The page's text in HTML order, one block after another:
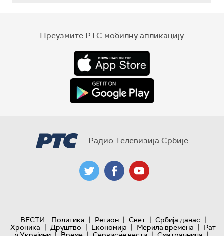
Преузмите РТС мобилну апликацију
Радио Телевизија Србије
ВЕСТИ Политика | Регион | Свет | Србија данас |
Хроника | Друштво | Економија | Мерила времена | Рат